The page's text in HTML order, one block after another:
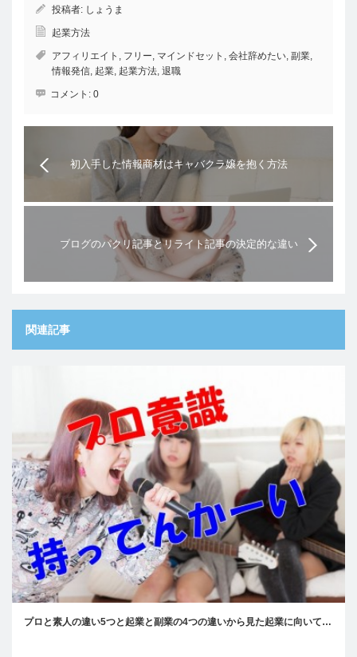
投稿者: しょうま
起業方法
アフィリエイト フリー マインドセット 会社辞めたい 副業
情報発信 起業 起業方法 退職
コメント: 0
初入手した情報商材はキャバクラ嬢を抱く方法
ブログのパクリ記事とリライト記事の決定的な違い
関連記事
プロと素人の違い5つと起業と副業の4つの違いから見た起業に向いて…